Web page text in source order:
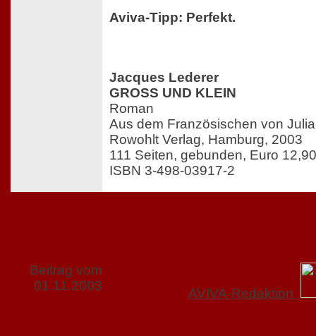
Aviva-Tipp: Perfekt.
Jacques Lederer
GROSS UND KLEIN
Roman
Aus dem Französischen von
Rowohlt Verlag, Hamburg, 2003
111 Seiten, gebunden, Euro 12,90
ISBN 3-498-03917-2
Beitrag vom
01.11.2003
AVIVA-Redaktion